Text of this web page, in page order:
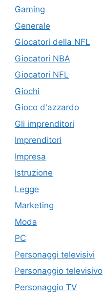
Gaming
Generale
Giocatori della NFL
Giocatori NBA
Giocatori NFL
Giochi
Gioco d'azzardo
Gli imprenditori
Imprenditori
Impresa
Istruzione
Legge
Marketing
Moda
PC
Personaggi televisivi
Personaggio televisivo
Personaggio TV